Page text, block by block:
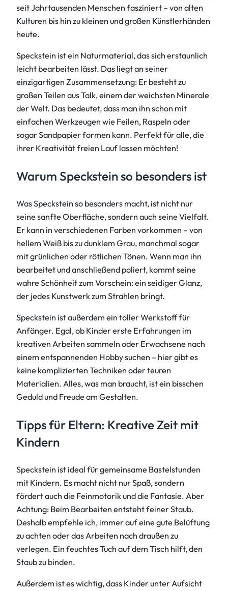
seit Jahrtausenden Menschen fasziniert – von alten
Kulturen bis hin zu kleinen und großen Künstlerhänden
heute.
Speckstein ist ein Naturmaterial, das sich erstaunlich
leicht bearbeiten lässt. Das liegt an seiner
einzigartigen Zusammensetzung: Er besteht zu
großen Teilen aus Talk, einem der weichsten Minerale
der Welt. Das bedeutet, dass man ihn schon mit
einfachen Werkzeugen wie Feilen, Raspeln oder
sogar Sandpapier formen kann. Perfekt für alle, die
ihrer Kreativität freien Lauf lassen möchten!
Warum Speckstein so besonders ist
Was Speckstein so besonders macht, ist nicht nur
seine sanfte Oberfläche, sondern auch seine Vielfalt.
Er kann in verschiedenen Farben vorkommen – von
hellem Weiß bis zu dunklem Grau, manchmal sogar
mit grünlichen oder rötlichen Tönen. Wenn man ihn
bearbeitet und anschließend poliert, kommt seine
wahre Schönheit zum Vorschein: ein seidiger Glanz,
der jedes Kunstwerk zum Strahlen bringt.
Speckstein ist außerdem ein toller Werkstoff für
Anfänger. Egal, ob Kinder erste Erfahrungen im
kreativen Arbeiten sammeln oder Erwachsene nach
einem entspannenden Hobby suchen – hier gibt es
keine komplizierten Techniken oder teuren
Materialien. Alles, was man braucht, ist ein bisschen
Geduld und Freude am Gestalten.
Tipps für Eltern: Kreative Zeit mit
Kindern
Speckstein ist ideal für gemeinsame Bastelstunden
mit Kindern. Es macht nicht nur Spaß, sondern
fördert auch die Feinmotorik und die Fantasie. Aber
Achtung: Beim Bearbeiten entsteht feiner Staub.
Deshalb empfehle ich, immer auf eine gute Belüftung
zu achten oder das Arbeiten nach draußen zu
verlegen. Ein feuchtes Tuch auf dem Tisch hilft, den
Staub zu binden.
Außerdem ist es wichtig, dass Kinder unter Aufsicht